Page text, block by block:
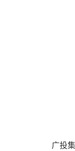
广投集